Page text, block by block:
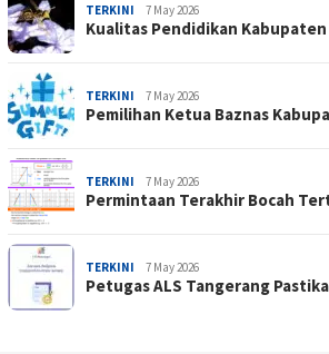
TERKINI 7 May 2026
Kualitas Pendidikan
TERKINI 7 May 2026
Pemilihan Ketua Baznas
TERKINI 7 May 2026
Permintaan Terakhir Bocah
TERKINI 7 May 2026
Petugas ALS Tangerang